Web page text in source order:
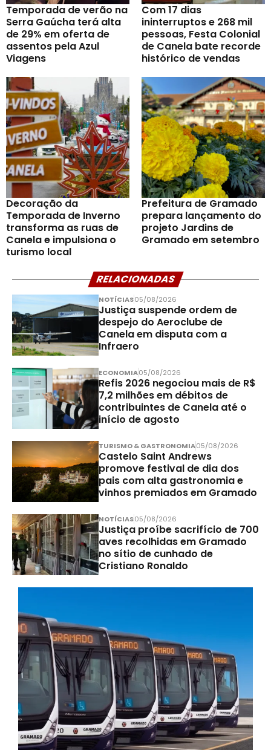
Temporada de verão na
Serra Gaúcha terá alta
de 29% em oferta de
assentos pela Azul
Viagens
Com 17 dias
ininterruptos e 268 mil
pessoas, Festa Colonial
de Canela bate recorde
histórico de vendas
Decoração da
Temporada de Inverno
transforma as ruas de
Canela e impulsiona o
turismo local
Prefeitura de Gramado
prepara lançamento do
projeto Jardins de
Gramado em setembro
RELACIONADAS
NOTÍCIAS05/08/2026
Justiça suspende ordem de
despejo do Aeroclube de
Canela em disputa com a
Infraero
ECONOMIA05/08/2026
Refis 2026 negociou mais de R$
7,2 milhões em débitos de
contribuintes de Canela até o
início de agosto
TURISMO & GASTRONOMIA05/08/2026
Castelo Saint Andrews
promove festival de dia dos
pais com alta gastronomia e
vinhos premiados em Gramado
NOTÍCIAS05/08/2026
Justiça proíbe sacrifício de 700
aves recolhidas em Gramado
no sítio de cunhado de
Cristiano Ronaldo